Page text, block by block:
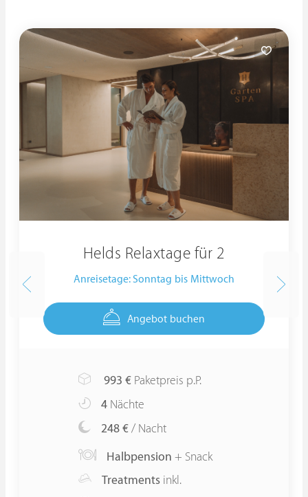
Helds Relaxtage für 2
Anreisetage: Sonntag bis Mittwoch
Angebot buchen
993 € Paketpreis p.P.
4 Nächte
248 € / Nacht
Halbpension + Snack
Treatments inkl.